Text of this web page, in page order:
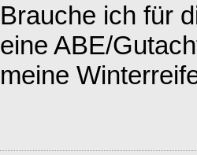
Brauche ich für
eine ABE/
meine